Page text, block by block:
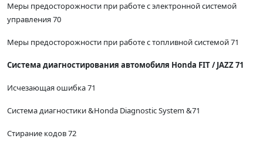
Меры предосторожности при работе с электронной системой
управления 70
Меры предосторожности при работе с топливной системой 71
Система диагностирования автомобиля Honda FIT / JAZZ 71
Исчезающая ошибка 71
Система диагностики &Honda Diagnostic System &71
Стирание кодов 72